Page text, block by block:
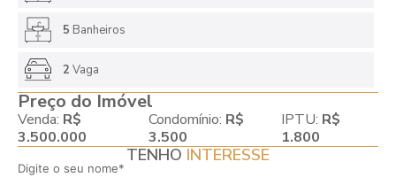
5 Banheiros
2 Vaga
Preço do Imóvel
Venda: R$
3.500.000
Condomínio: R$
3.500
IPTU: R$
1.800
TENHO INTERESSE
Digite o seu nome*